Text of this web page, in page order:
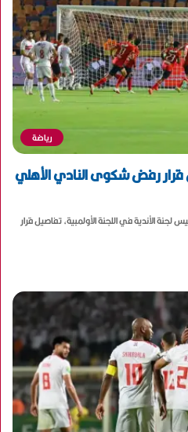
رياضة
قرار رفض شكوى النادي الأهلي
الأندية في اللجنة الأولمبية، تفاصيل قرار